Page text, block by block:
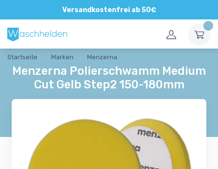
Versandkostenfrei ab 50€
Startseite Marken Menzerna
Menzerna Polierschwamm Medium
Cut Gelb Step2 150-180mm